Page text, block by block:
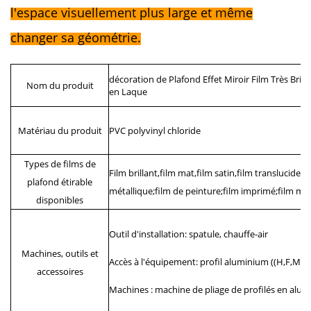
l'espace visuellement plus large et même
changer sa géométrie.
Nom du produit
décoration de Plafond Effet Miroir Film Très
en Laque
Matériau du produit PVC polyvinyl chloride
Types de films de
plafond étirable
disponibles
Film brillant,film mat,film satin,film
métallique;film de peinture;film imprimé;film
Machines, outils et
accessoires
Outil d'installation: spatule, chauffe-air
Accès à l'équipement: profil aluminium
Machines : machine de pliage de profilés en